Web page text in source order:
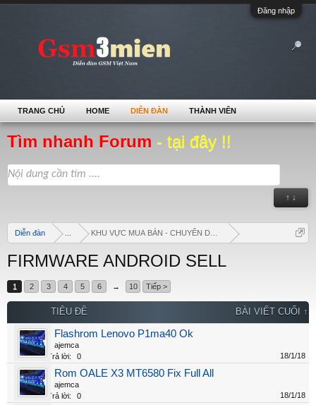
Đăng nhập
Tìm nhanh Forum - tại đây !!
↑ ↓
Diễn đàn KHU VỰC MUA BÁN - CHUYÊN DOANH
FIRMWARE ANDROID SELL
1 2 3 4 5 6 → 10 Tiếp >
TIÊU ĐỀ BÀI VIẾT CUỐI ↑
Flashrom Lenovo P1ma40 Ok
ajemca
Trả lời:
0 18/1/18
Rom OALE X3 MT6580 Fix Full All
ajemca
Trả lời:
0 18/1/18
TRANG CHỦ HOME DIỄN ĐÀN THÀNH VIÊN